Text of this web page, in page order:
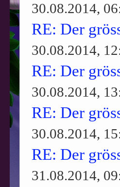
30.08.2014,
RE: Der
30.08.2014,
RE: Der
30.08.2014,
RE: Der
30.08.2014,
RE: Der
31.08.2014,